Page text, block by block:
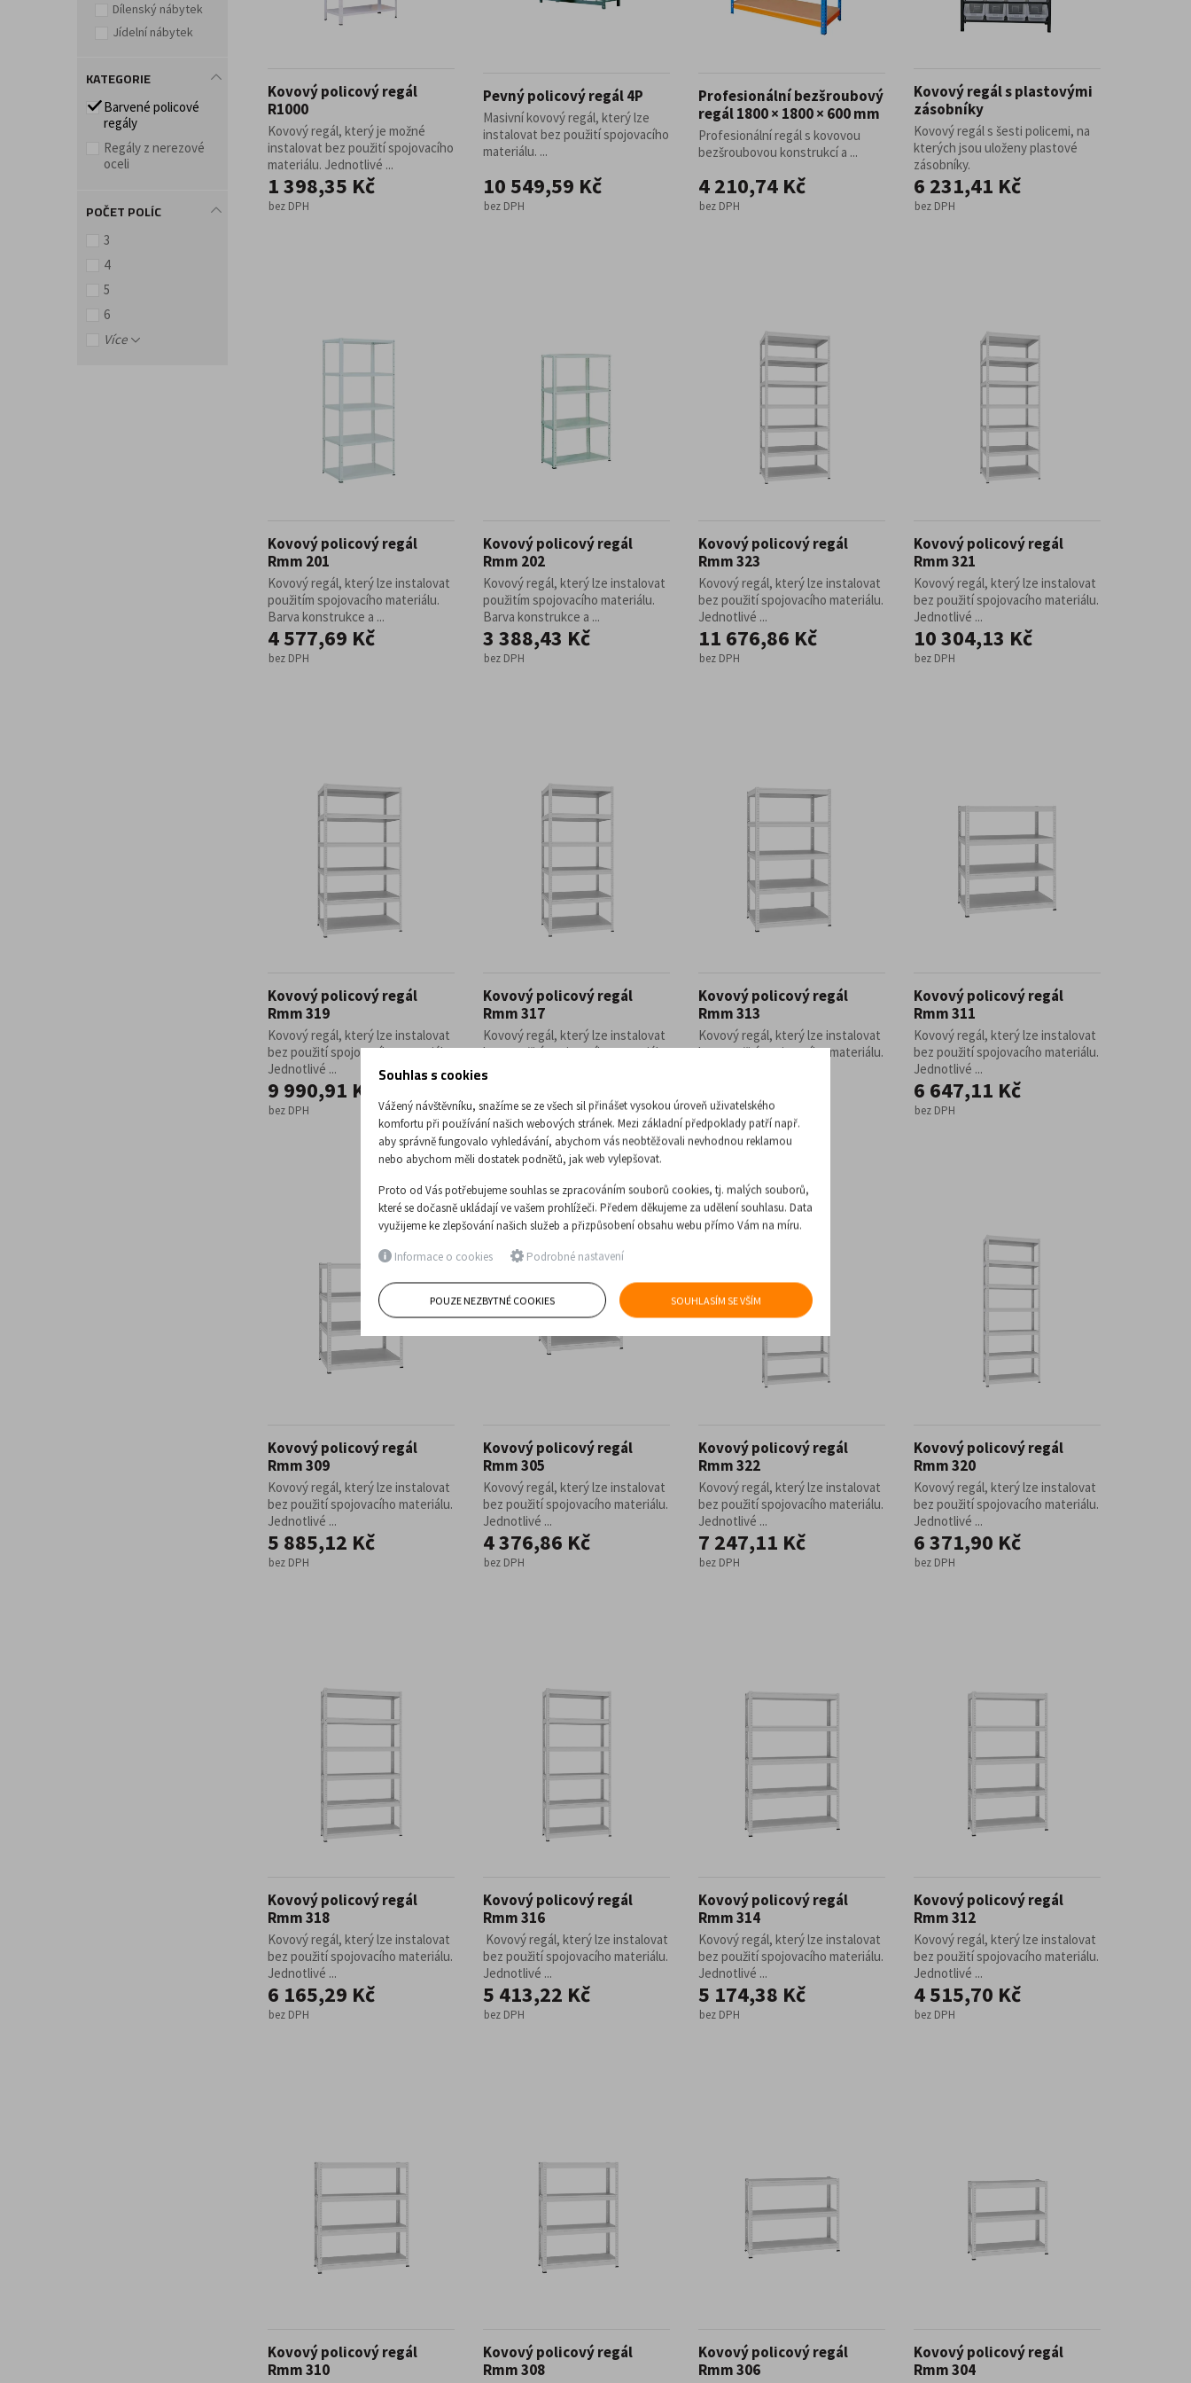
Doplňky a příslušenství pro kancelář
Dílenský nábytek
Jídelní nábytek
KATEGORIE
Barvené policové
regály
Regály z nerezové
oceli
POČET POLÍC
3
4
5
6
Více
Kovový policový regál
R1000
Kovový regál, který je možné
instalovat bez použití spojovacího
materiálu. Jednotlivé ...
1 398,35 Kč
bez DPH
Pevný policový regál 4P
Masivní kovový regál, který lze
instalovat bez použití spojovacího
materiálu. ...
10 549,59 Kč
bez DPH
Profesionální bezšroubový
regál 1800 × 1800 × 600 mm
Profesionální regál s kovovou
bezšroubovou konstrukcí a ...
4 210,74 Kč
bez DPH
Kovový regál s plastovými
zásobníky
Kovový regál s šesti policemi, na
kterých jsou uloženy plastové
zásobníky.
6 231,41 Kč
bez DPH
Kovový policový regál
Rmm 201
Kovový regál, který lze instalovat
použitím spojovacího materiálu.
Barva konstrukce a ...
4 577,69 Kč
bez DPH
Kovový policový regál
Rmm 202
Kovový regál, který lze instalovat
použitím spojovacího materiálu.
Barva konstrukce a ...
3 388,43 Kč
bez DPH
Kovový policový regál
Rmm 323
Kovový regál, který lze instalovat
bez použití spojovacího materiálu.
Jednotlivé ...
11 676,86 Kč
bez DPH
Kovový policový regál
Rmm 321
Kovový regál, který lze instalovat
bez použití spojovacího materiálu.
Jednotlivé ...
10 304,13 Kč
bez DPH
Kovový policový regál
Rmm 319
Kovový regál, který lze instalovat
bez použití spojovacího materiálu.
Jednotlivé ...
9 990,91 Kč
bez DPH
Kovový policový regál
Rmm 317
Kovový regál, který lze instalovat
bez použití spojovacího materiálu.
Jednotlivé ...
bez DPH
Kovový policový regál
Rmm 313
Kovový regál, který lze instalovat
bez použití spojovacího materiálu.
bez DPH
Kovový policový regál
Rmm 311
Kovový regál, který lze instalovat
bez použití spojovacího materiálu.
Jednotlivé ...
6 647,11 Kč
bez DPH
Kovový policový regál
Rmm 309
Kovový regál, který lze instalovat
bez použití spojovacího materiálu.
Jednotlivé ...
5 885,12 Kč
bez DPH
Kovový policový regál
Rmm 305
Kovový regál, který lze instalovat
bez použití spojovacího materiálu.
Jednotlivé ...
4 376,86 Kč
bez DPH
Kovový policový regál
Rmm 322
Kovový regál, který lze instalovat
bez použití spojovacího materiálu.
Jednotlivé ...
7 247,11 Kč
bez DPH
Kovový policový regál
Rmm 320
Kovový regál, který lze instalovat
bez použití spojovacího materiálu.
Jednotlivé ...
6 371,90 Kč
bez DPH
Kovový policový regál
Rmm 318
Kovový regál, který lze instalovat
bez použití spojovacího materiálu.
Jednotlivé ...
6 165,29 Kč
bez DPH
Kovový policový regál
Rmm 316
Kovový regál, který lze instalovat
bez použití spojovacího materiálu.
Jednotlivé ...
5 413,22 Kč
bez DPH
Kovový policový regál
Rmm 314
Kovový regál, který lze instalovat
bez použití spojovacího materiálu.
Jednotlivé ...
5 174,38 Kč
bez DPH
Kovový policový regál
Rmm 312
Kovový regál, který lze instalovat
bez použití spojovacího materiálu.
Jednotlivé ...
4 515,70 Kč
bez DPH
Kovový policový regál
Rmm 310
Kovový policový regál
Rmm 308
Kovový policový regál
Rmm 306
Kovový policový regál
Rmm 304
Souhlas s cookies
Vážený návštěvníku, snažíme se ze všech sil přinášet vysokou úroveň uživatelského
komfortu při používání našich webových stránek. Mezi základní předpoklady patří např.
aby správně fungovalo vyhledávání, abychom vás neobtěžovali nevhodnou reklamou
nebo abychom měli dostatek podnětů, jak web vylepšovat.
Proto od Vás potřebujeme souhlas se zpracováním souborů cookies, tj. malých souborů,
které se dočasně ukládají ve vašem prohlížeči. Předem děkujeme za udělení souhlasu. Data
využijeme ke zlepšování našich služeb a přizpůsobení obsahu webu přímo Vám na míru.
Informace o cookies Podrobné nastavení
POUZE NEZBYTNÉ COOKIES SOUHLASÍM SE VŠÍM